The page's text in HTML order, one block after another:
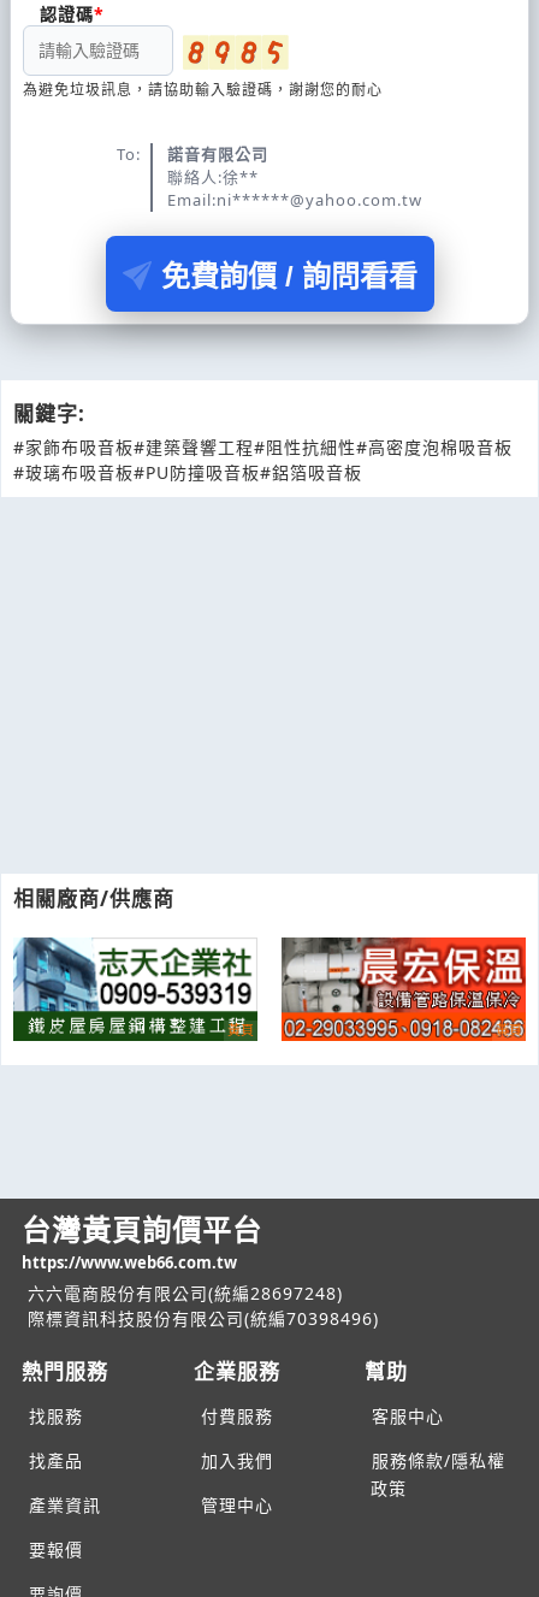
相關廠商/供應商
認證碼
為避免垃圾訊息，請協助輸入驗證碼，謝謝您的耐心
To:
諾音有限公司
聯絡人:徐**
Email:ni******@yahoo.com.tw
免費詢價 / 詢問看看
關鍵字:
#家飾布吸音板#建築聲響工程#阻性抗細性#高密度泡棉吸音板
#玻璃布吸音板#PU防撞吸音板#鋁箔吸音板
台灣黃頁詢價平台
https://www.web66.com.tw
六六電商股份有限公司(統編28697248)
際標資訊科技股份有限公司(統編70398496)
熱門服務
找服務
找產品
產業資訊
要報價
企業服務
付費服務
加入我們
管理中心
幫助
客服中心
服務條款/隱私權
政策